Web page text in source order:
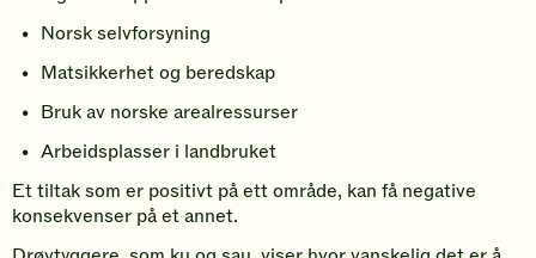
Norsk selvforsyning
Matsikkerhet og beredskap
Bruk av norske arealressurser
Arbeidsplasser i landbruket
Et tiltak som er positivt på ett område, kan få negative
konsekvenser på et annet.